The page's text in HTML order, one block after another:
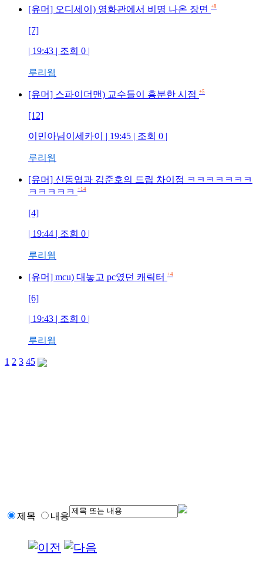
[유머] 오디세이) 영화관에서 비명 나온 장면 +8
[7]
| 19:43 | 조회 0 |
루리웹
[유머] 스파이더맨) 교수들이 흥분한 시점 +5
[12]
이민아님이세카이 | 19:45 | 조회 0 |
루리웹
[유머] 신동엽과 김준호의 드립 차이점 ㅋㅋㅋㅋㅋㅋㅋ
ㅋㅋㅋㅋㅋ
+14
[4]
| 19:44 | 조회 0 |
루리웹
[유머] mcu) 대놓고 pc였던 캐릭터 +4
[6]
| 19:43 | 조회 0 |
루리웹
1 2 3 45
제목 내용